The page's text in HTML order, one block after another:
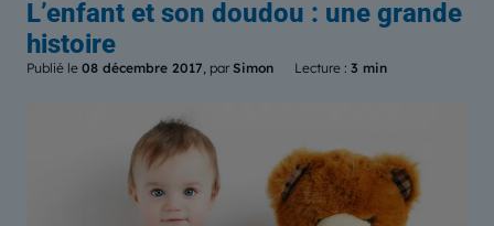
L’enfant et son doudou : une grande
histoire
Publié le 08 décembre 2017, par Simon Lecture : 3 min